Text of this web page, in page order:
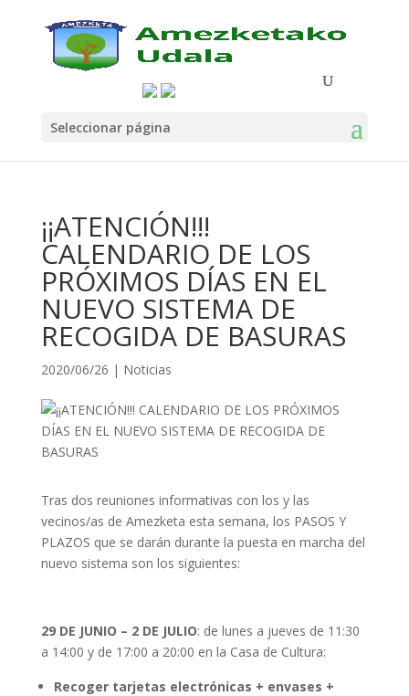
Seleccionar página
¡¡ATENCIÓN!!!
CALENDARIO DE LOS
PRÓXIMOS DÍAS EN EL
NUEVO SISTEMA DE
RECOGIDA DE BASURAS
2020/06/26 | Noticias
Tras dos reuniones informativas con los y las
vecinos/as de Amezketa esta semana, los PASOS Y
PLAZOS que se darán durante la puesta en marcha del
nuevo sistema son los siguientes:
29 DE JUNIO – 2 DE JULIO: de lunes a jueves de 11:30
a 14:00 y de 17:00 a 20:00 en la Casa de Cultura:
Recoger tarjetas electrónicas + envases +